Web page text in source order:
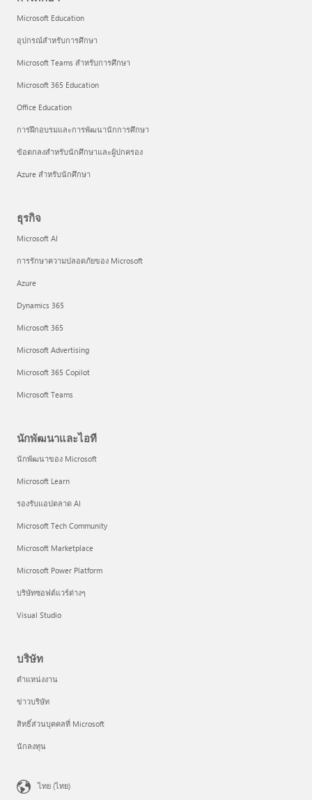
Microsoft Education
อุปกรณ์สำหรับการศึกษา
Microsoft Teams สำหรับการศึกษา
Microsoft 365 Education
Office Education
การฝึกอบรมและการพัฒนานักการศึกษา
ข้อตกลงสำหรับนักศึกษาและผู้ปกครอง
Azure สำหรับนักศึกษา
ธุรกิจ
Microsoft AI
การรักษาความปลอดภัยของ Microsoft
Azure
Dynamics 365
Microsoft 365
Microsoft Advertising
Microsoft 365 Copilot
Microsoft Teams
นักพัฒนาและไอที
นักพัฒนาของ Microsoft
Microsoft Learn
รองรับแอปตลาด AI
Microsoft Tech Community
Microsoft Marketplace
Microsoft Power Platform
บริษัทซอฟต์แวร์ต่างๆ
Visual Studio
บริษัท
ตำแหน่งงาน
ข่าวบริษัท
สิทธิ์ส่วนบุคคลที่ Microsoft
นักลงทุน
ไทย (ไทย)